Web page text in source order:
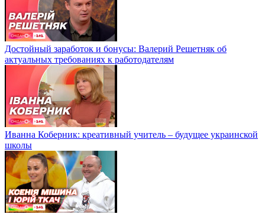
Достойный заработок и бонусы: Валерий Решетняк об
актуальных требованиях к работодателям
Иванна Коберник: креативный учитель – будущее украинской
школы